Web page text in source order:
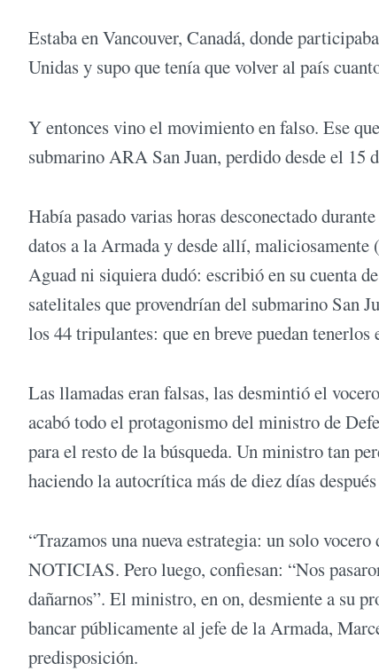
Estaba en Vancouver, Canadá, donde
Unidas y supo que tenía que volver al país
Y entonces vino el movimiento en falso. Ese
submarino ARA San Juan, perdido desde el 15
Había pasado varias horas desconectado
datos a la Armada y desde allí, maliciosamente
Aguad ni siquiera dudó: escribió en su cuenta
satelitales que provendrían del submarino San
los 44 tripulantes: que en breve puedan tenerlos
Las llamadas eran falsas, las desmintió el
acabó todo el protagonismo del ministro de
para el resto de la búsqueda. Un ministro tan
haciendo la autocrítica más de diez días
“Trazamos una nueva estrategia: un solo
NOTICIAS. Pero luego, confiesan: “Nos
dañarnos”. El ministro, en on, desmiente a su
bancar públicamente al jefe de la Armada,
predisposición.